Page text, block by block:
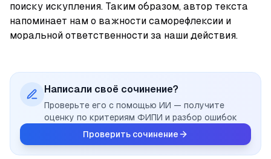
поиску искупления. Таким образом, автор текста
напоминает нам о важности саморефлексии и
моральной ответственности за наши действия.
Написали своё сочинение?
Проверьте его с помощью ИИ — получите
оценку по критериям ФИПИ и разбор ошибок
Проверить сочинение